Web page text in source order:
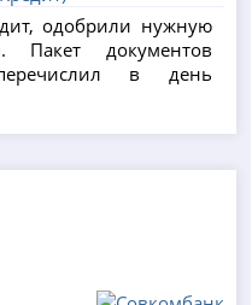
одобрили нужную
Пакет документов
в день